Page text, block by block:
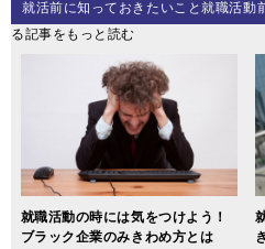
就活前に知っておきたいこと就職活動
る記事をもっと読む
就職活動の時には気をつけよう！
ブラック企業のみきわめ方とは